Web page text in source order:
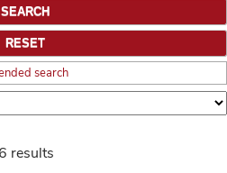
search
results